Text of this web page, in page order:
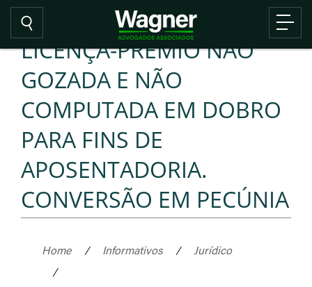
LICENÇA-PRÊMIO NÃO
GOZADA E NÃO
COMPUTADA EM DOBRO
PARA FINS DE
APOSENTADORIA.
CONVERSÃO EM PECÚNIA
Home / Informativos /
Jurídico
/